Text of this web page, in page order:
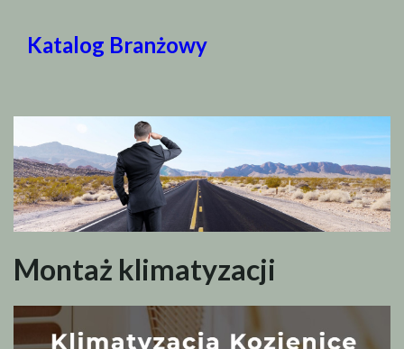
Katalog Branżowy
Montaż klimatyzacji